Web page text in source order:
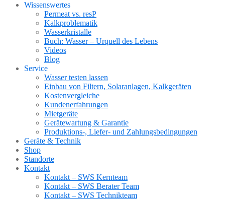
Wissenswertes
Permeat vs. resP
Kalkproblematik
Wasserkristalle
Buch: Wasser – Urquell des Lebens
Videos
Blog
Service
Wasser testen lassen
Einbau von Filtern, Solaranlagen, Kalkgeräten
Kostenvergleiche
Kundenerfahrungen
Mietgeräte
Gerätewartung & Garantie
Produktions-, Liefer- und Zahlungsbedingungen
Geräte & Technik
Shop
Standorte
Kontakt
Kontakt – SWS Kernteam
Kontakt – SWS Berater Team
Kontakt – SWS Technikteam